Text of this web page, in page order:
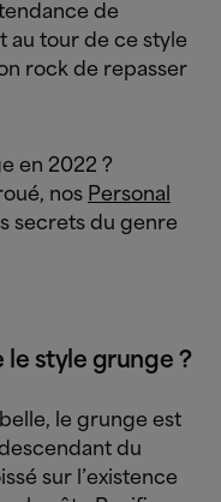
de
au tour de ce style
rock de repasser
en 2022 ?
nos Personal
secrets du genre
le style grunge ?
le grunge est
du
sur l’existence